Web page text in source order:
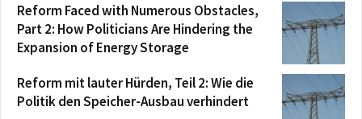
Reform Faced with Numerous Obstacles,
Part 2: How Politicians Are Hindering the
Expansion of Energy Storage
Reform mit lauter Hürden, Teil 2: Wie die
Politik den Speicher-Ausbau verhindert